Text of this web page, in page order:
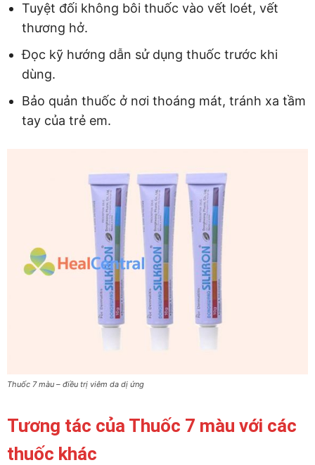
Tuyệt đối không bôi thuốc vào vết loét, vết
thương hở.
Đọc kỹ hướng dẫn sử dụng thuốc trước khi
dùng.
Bảo quản thuốc ở nơi thoáng mát, tránh xa tầm
tay của trẻ em.
Thuốc 7 màu – điều trị viêm da dị ứng
Tương tác của Thuốc 7 màu với các
thuốc khác